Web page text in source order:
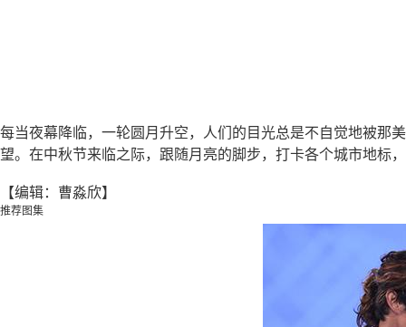
每当夜幕降临，一轮圆月升空，人们的目光总是不自觉地被那
望。在中秋节来临之际，跟随月亮的脚步，打卡各个城市地标
【编辑：曹淼欣】
推荐图集